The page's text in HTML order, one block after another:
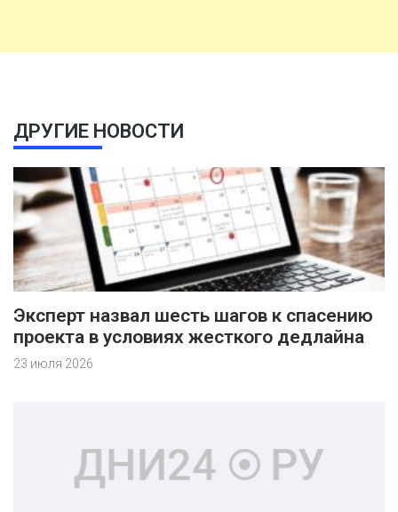
ДРУГИЕ НОВОСТИ
Эксперт назвал шесть шагов к спасению
проекта в условиях жесткого дедлайна
23 июля 2026